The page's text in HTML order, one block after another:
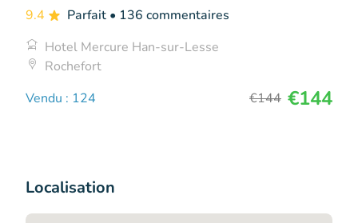
9.4 Parfait • 136 commentaires
Hotel Mercure Han-sur-Lesse
Rochefort
Vendu : 124
€144 €144
Localisation